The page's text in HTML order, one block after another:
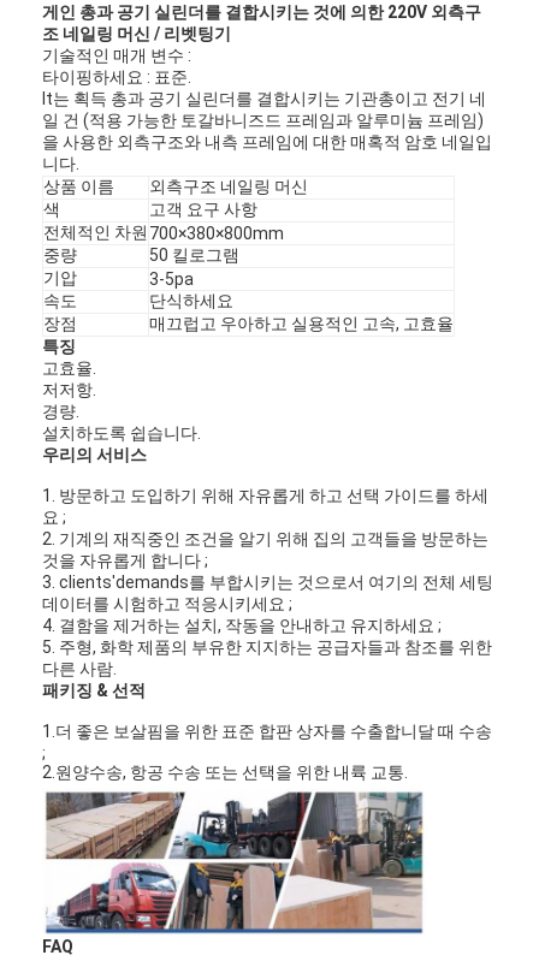
게인 총과공기 실린더를 결합시키는 것에 의한 220V 외측구
조 네일링 머신 / 리벳팅기
기술적인 매개 변수 :
타이핑하세요 : 표준.
lt는 획득 총과 공기 실린더를 결합시키는 기관총이고 전기 네
일 건 (적용 가능한 토갈바니즈드 프레임과 알루미늄 프레임)
을 사용한 외측구조와 내측 프레임에 대한 매혹적 암호 네일입
니다.
상품 이름
외측구조 네일링 머신
색
고객 요구 사항
전체적인 차원 700×380×800mm
중량
50 킬로그램
기압
3-5pa
속도
단식하세요
장점
매끄럽고 우아하고 실용적인 고속, 고효율
특징
고효율.
저저항.
경량.
설치하도록 쉽습니다.
우리의 서비스
1. 방문하고 도입하기 위해 자유롭게 하고 선택 가이드를 하세
요 ;
2. 기계의 재직중인 조건을 알기 위해 집의 고객들을 방문하는
것을 자유롭게 합니다 ;
3. clients'demands를 부합시키는 것으로서 여기의 전체 세팅
데이터를 시험하고 적응시키세요 ;
4. 결함을 제거하는 설치, 작동을 안내하고 유지하세요 ;
5. 주형, 화학 제품의 부유한 지지하는 공급자들과 참조를 위한
다른 사람.
패키징 & 선적
1.더 좋은 보살핌을 위한 표준 합판 상자를 수출합니달 때 수송
;
2.원양수송, 항공 수송 또는 선택을 위한 내륙 교통.
FAQ